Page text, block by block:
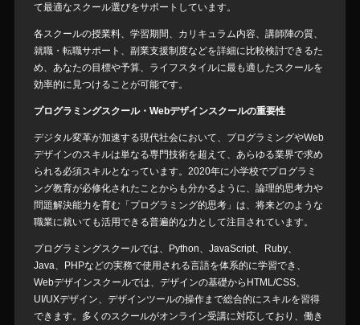
て最適なスクール選びをサポートしています。
各スクールの授業料、学習期間、カリキュラム内容、講師陣の質、
就職・転職サポート、副業支援制度などを詳細に比較検討できるた
め、あなたの目標や予算、ライフスタイルに最も適したスクールを
効率的に見つけることが可能です。
プログラミングスクール・Webデザインスクールの重要性
デジタル変革が加速する現代社会において、プログラミングやWeb
デザインのスキルは単なる専門技術を超えて、あらゆる業界で求め
られる必須スキルとなっています。2020年に小学校でプログラミ
ング教育が必修化されたことからも分かるように、論理的思考力や
問題解決能力を育む「プログラミング的思考」は、将来どのような
職業に就いても活用できる普遍的な力として注目されています。
プログラミングスクールでは、Python、JavaScript、Ruby、
Java、PHPなどの実務で使用される言語を体系的に学習でき、
Webデザインスクールでは、デザインの基礎からHTML/CSS、
UI/UXデザイン、デザインツールの操作まで総合的にスキルを習得
できます。多くのスクールがオンライン受講に対応しており、働き